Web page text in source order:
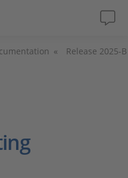
Release 2025-B